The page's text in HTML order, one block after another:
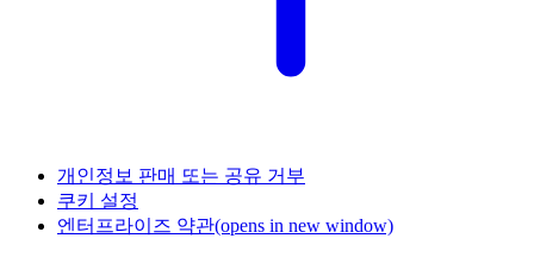
개인정보 판매 또는 공유 거부
쿠키 설정
엔터프라이즈 약관(opens in new window)